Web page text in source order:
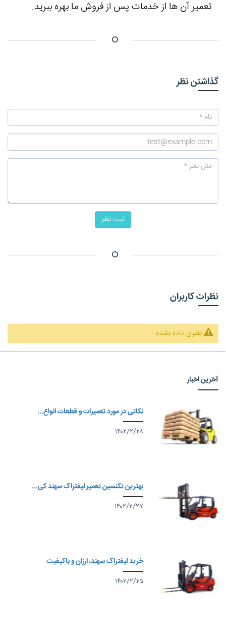
تعمیر آن ها از خدمات پس از فروش ما بهره ببرید.
گذاشتن نظر
ثبت نظر
نظرات کاربران
نظری داده نشده.
آخرین اخبار
نکاتی در مورد تعمیرات و قطعات انواع...
۱۴۰۲/۲/۲۸
بهترین تکنسین تعمیر لیفتراک سهند کی...
۱۴۰۲/۲/۲۷
خرید لیفتراک سهند، ارزان و باکیفیت
۱۴۰۲/۲/۲۵